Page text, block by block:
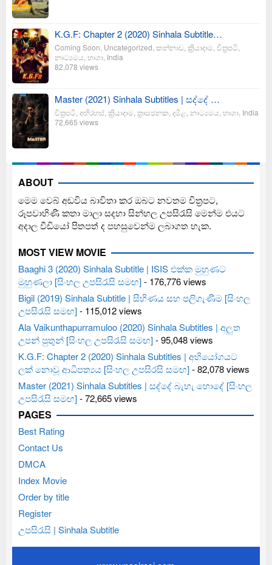
K.G.F: Chapter 2 (2020) Sinhala Subtitle…
Coming Soon Uncategorized කන්නාඩ ක්‍රියාදාම චිත්‍රපටි
නාට්‍යමය භාශා India
82,078 views
Master (2021) Sinhala Subtitles | සද්දේ …
චිත්‍රපටි අභිරහස් ක්‍රියාදාම ත්‍රාසජනක දමිළ නාට්‍යමය භාශා India
72,665 views
ABOUT
මෙම වෙබ් අඩවිය බාවිතා කර ඔබට නවතම චිත්‍රපට,
රූපවාහිණී කතා මාලා සදහා සින්හල උපසිරැසි මෙන්ම එයට
අදාල වීඩියෝ පිතපත් ද පහසුවෙන්ම ලබාගත හැක.
MOST VIEW MOVIE
Baaghi 3 (2020) Sinhala Subtitle | ISIS එක්ක මුහුණට
මුහුණලා [සිංහල උපසිරැසි සමඟ]- 176,776 views
Bigil (2019) Sinhala Subtitle | සිහිණය සහ පලිගැණීම [සිංහල
උපසිරැසි සමඟ]- 115,012 views
Ala Vaikunthapurramuloo (2020) Sinhala Subtitles | අලුත
උපන් පුතුන් [සිංහල උපසිරැසි සමඟ]- 95,048 views
K.G.F: Chapter 2 (2020) Sinhala Subtitles | අභියෝගයට
ලක් නොවූ ආධිපත්‍යය [සිංහල උපසිරසි සමඟ]- 82,078 views
Master (2021) Sinhala Subtitles | සද්දේ බැහැ හොදේ [සිංහල
උපසිරැසි සමඟ]- 72,665 views
PAGES
Best Rating
Contact Us
DMCA
Index Movie
Order by title
Register
උපසිරැසි | Sinhala Subtitle